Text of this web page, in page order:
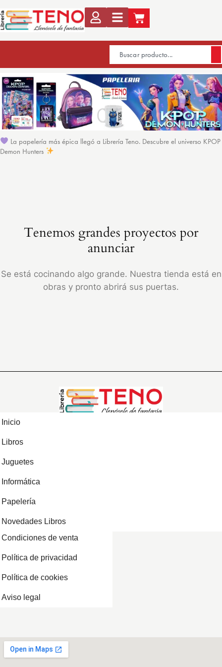
La papelería más épica llegó a Librería Teno. Descubre el universo KPOP
Demon Hunters
Tenemos grandes proyectos por
anunciar
Se está cocinando algo grande. Nuestra tienda está en
obras y pronto abrirá sus puertas.
Inicio
Libros
Juguetes
Informática
Papelería
Novedades Libros
Condiciones de venta
Política de privacidad
Política de cookies
Aviso legal